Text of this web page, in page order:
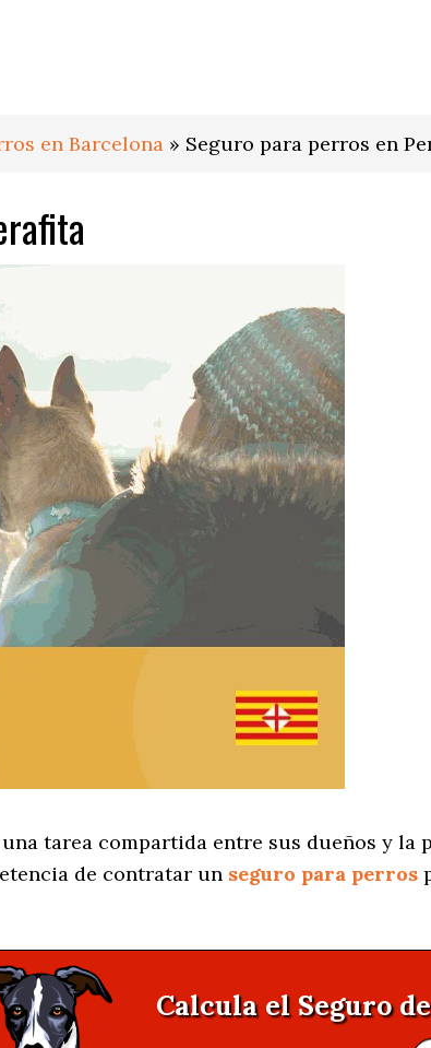
en Barcelona » Seguro para perros en
tarea compartida entre sus dueños y la
de contratar un seguro para perros
Calcula el Seguro